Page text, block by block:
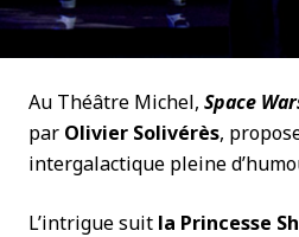
Au Théâtre Michel, Space
par Olivier Solivérès,
intergalactique pleine
L’intrigue suit la Princesse